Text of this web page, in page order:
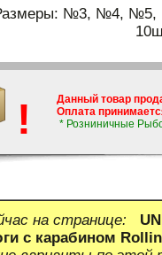
№3, №4, №5,
!
Данный товар
Оплата
* Розниничные
на странице:
с карабином